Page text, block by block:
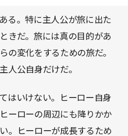
散りばめられたこれらの要
物語を深く掘り下げて理解す
る。特に主人公が旅に出た
きだ。旅には真の目的があ
の変化をするための旅だ。
人公自身だけだ。
はいけない。ヒーロー自身
ーローの周辺にも降りかか
。ヒーローが成長するため